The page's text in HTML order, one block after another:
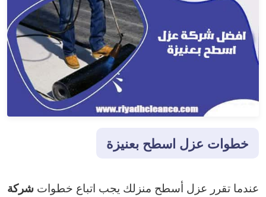
خطوات عزل اسطح بعنيزة
عندما تقرر عزل أسطح منزلك يجب اتباع خطوات شركة